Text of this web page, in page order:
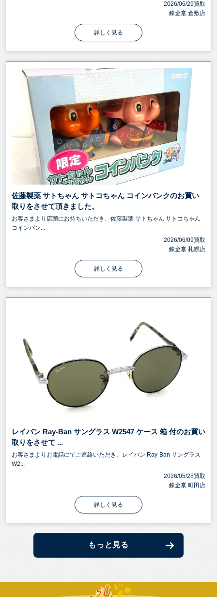
2026/06/29買取
錬金堂 倉敷店
詳しく見る
佐藤製薬 サトちゃん サトコちゃん コインバンクのお買い
取りをさせて頂きました。
お客さまより店頭にお持ちいただき、佐藤製薬 サトちゃん サトコちゃん
コインバン...
2026/06/09買取
錬金堂 札幌店
詳しく見る
レイバン Ray-Ban サングラス W2547 ケース 箱 付のお買い
取りをさせて ...
お客さまよりお電話にてご連絡いただき、レイバン Ray-Ban サングラス
W2...
2026/05/28買取
錬金堂 町田店
詳しく見る
もっと見る